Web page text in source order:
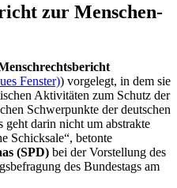
zur Men­schen­
Fenster)) vorgelegt, in dem sie
Aktivitäten zum Schutz der
Schwerpunkte der deutschen
geht darin nicht um abstrakte
Schicksale“, betonte
(SPD) bei der Vorstellung des
des Bundestags am